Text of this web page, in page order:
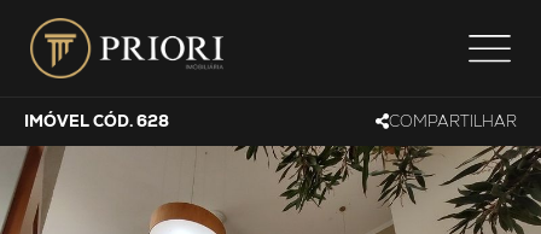
IMÓVEL CÓD. 628 COMPARTILHAR